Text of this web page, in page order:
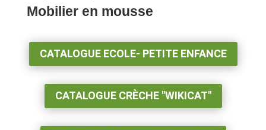
Mobilier en mousse
CATALOGUE ECOLE- PETITE ENFANCE
CATALOGUE CRÈCHE "WIKICAT"